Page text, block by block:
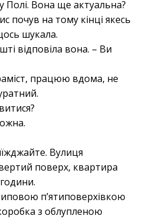
Вона ще актуальна?
почув на тому кінці якесь
шукала.
відповіла вона. – Ви
працюю вдома, не
Вулиця
поверх, квартира
п’ятиповерхівкою
з облупленою